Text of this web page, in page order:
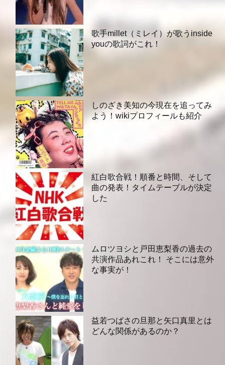
歌手millet（ミレイ）が歌うinside
youの歌詞がこれ！
しのざき美知の今現在を追ってみ
よう！wikiプロフィールも紹介
紅白歌合戦！順番と時間、そして
曲の発表！タイムテーブルが決定
した
ムロツヨシと戸田恵梨香の過去の
共演作品あれこれ！ そこには意外
な事実が！
益若つばさの旦那と矢口真里とは
どんな関係があるのか？